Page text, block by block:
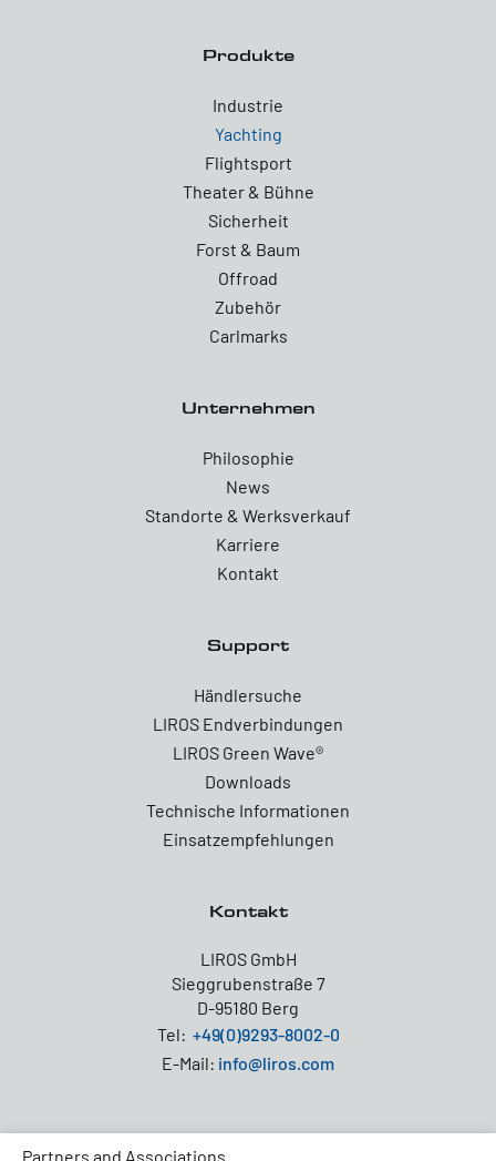
Produkte
Industrie
Yachting
Flightsport
Theater & Bühne
Sicherheit
Forst & Baum
Offroad
Zubehör
Carlmarks
Unternehmen
Philosophie
News
Standorte & Werksverkauf
Karriere
Kontakt
Support
Händlersuche
LIROS Endverbindungen
LIROS Green Wave®
Downloads
Technische Informationen
Einsatzempfehlungen
Kontakt
LIROS GmbH
Sieggrubenstraße 7
D-95180 Berg
Tel: +49(0)9293-8002-0
E-Mail: info@liros.com
Partners and Associations